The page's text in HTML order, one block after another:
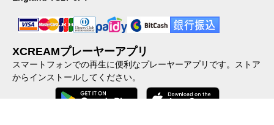
XCREAMプレーヤーアプリ
スマートフォンでの再生に便利なプレーヤーアプリです。ストア
からインストールしてください。